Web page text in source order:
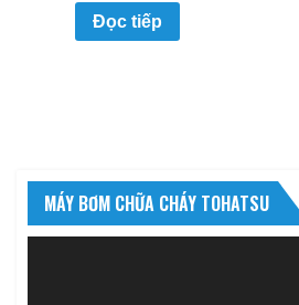
Đọc tiếp
MÁY BƠM CHỮA CHÁY TOHATSU